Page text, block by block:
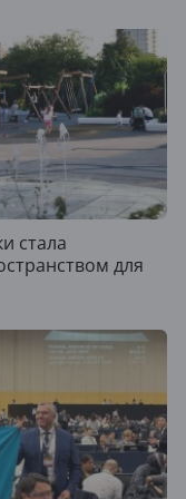
стала
для